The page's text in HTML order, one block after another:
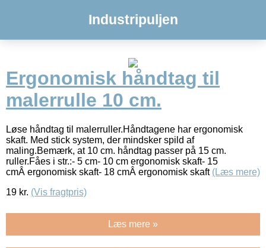
Industripuljen
Ergonomisk håndtag til
malerrulle 10 cm.
Løse håndtag til malerruller.Håndtagene har ergonomisk
skaft. Med stick system, der mindsker spild af
maling.Bemærk, at 10 cm. håndtag passer på 15 cm.
ruller.Fåes i str.:- 5 cm- 10 cm ergonomisk skaft- 15
cmÂ ergonomisk skaft- 18 cmÂ ergonomisk skaft (Læs mere)
19 kr. (Vis fragtpris)
Læs mere »